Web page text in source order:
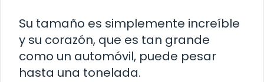
Su tamaño es simplemente increíble
y su corazón, que es tan grande
como un automóvil, puede pesar
hasta una tonelada.